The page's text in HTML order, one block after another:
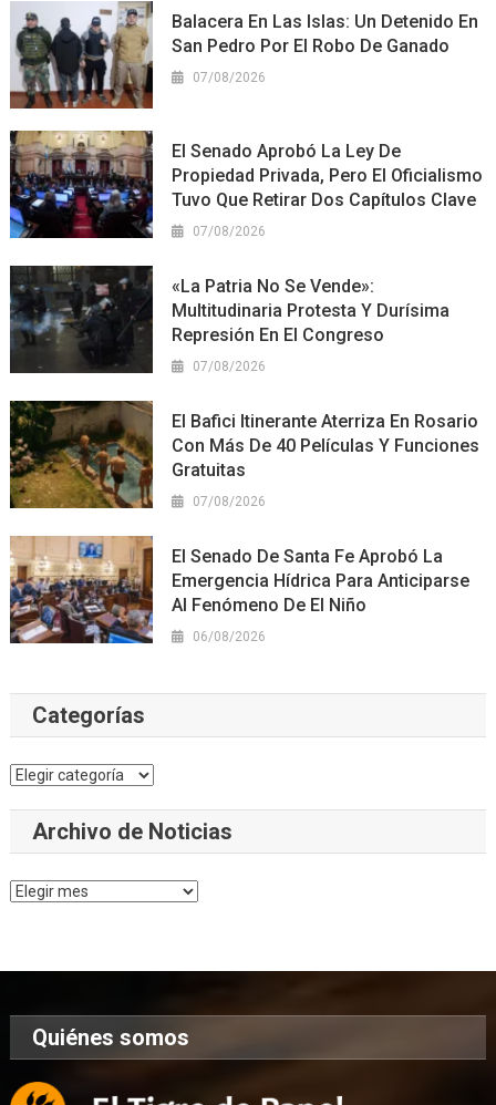
Balacera En Las Islas: Un Detenido En
San Pedro Por El Robo De Ganado
07/08/2026
El Senado Aprobó La Ley De
Propiedad Privada, Pero El Oficialismo
Tuvo Que Retirar Dos Capítulos Clave
07/08/2026
«La Patria No Se Vende»:
Multitudinaria Protesta Y Durísima
Represión En El Congreso
07/08/2026
El Bafici Itinerante Aterriza En Rosario
Con Más De 40 Películas Y Funciones
Gratuitas
07/08/2026
El Senado De Santa Fe Aprobó La
Emergencia Hídrica Para Anticiparse
Al Fenómeno De El Niño
06/08/2026
Categorías
Categorías
Archivo de Noticias
Archivo
Quiénes somos